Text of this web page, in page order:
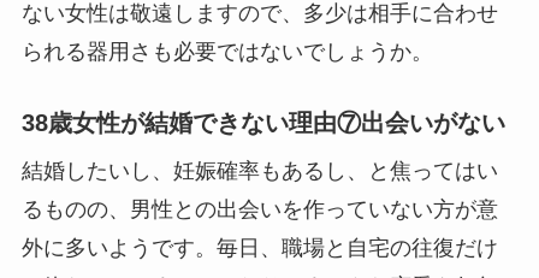
ない女性は敬遠しますので、多少は相手に合わせ
られる器用さも必要ではないでしょうか。
38歳女性が結婚できない理由⑦出会いがない
結婚したいし、妊娠確率もあるし、と焦ってはい
るものの、男性との出会いを作っていない方が意
外に多いようです。毎日、職場と自宅の往復だけ